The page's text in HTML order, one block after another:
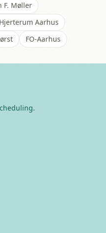
F. Møller
Hjerterum Aarhus
FO-Aarhus